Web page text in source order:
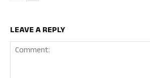
LEAVE A REPLY